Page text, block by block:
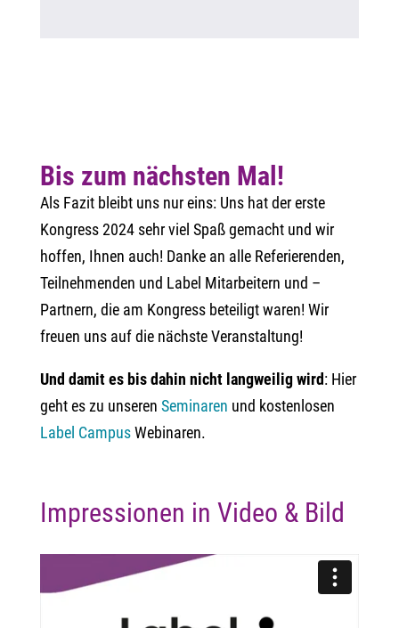
Bis zum nächsten Mal!
Als Fazit bleibt uns nur eins: Uns hat der erste
Kongress 2024 sehr viel Spaß gemacht und wir
hoffen, Ihnen auch! Danke an alle Referierenden,
Teilnehmenden und Label Mitarbeitern und –
Partnern, die am Kongress beteiligt waren! Wir
freuen uns auf die nächste Veranstaltung!
Und damit es bis dahin nicht langweilig wird: Hier
geht es zu unseren Seminaren und kostenlosen
Label CampusWebinaren.
Impressionen in Video & Bild